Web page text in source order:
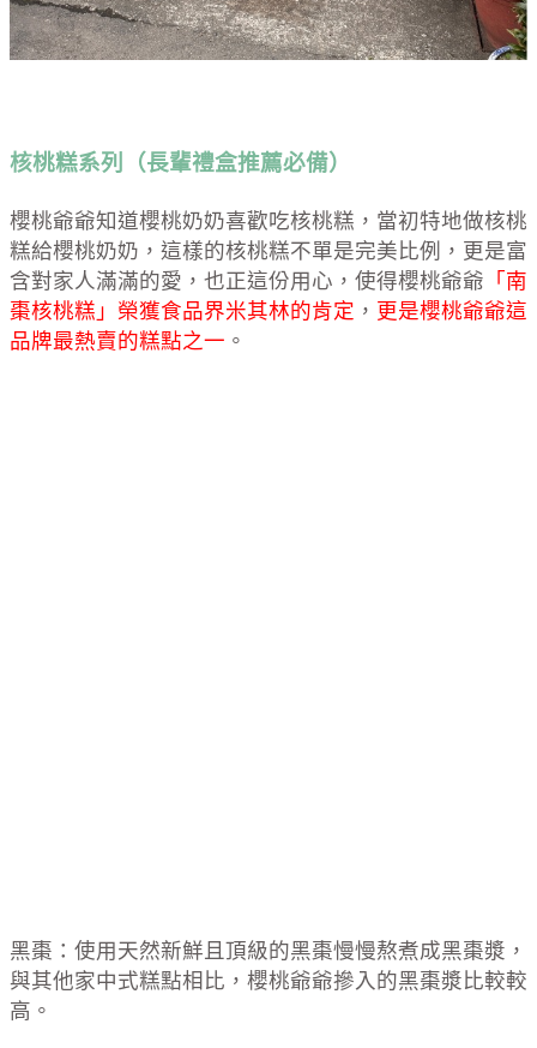
核桃糕系列（長輩禮盒推薦必備）
櫻桃爺爺知道櫻桃奶奶喜歡吃核桃糕，當初特地做核桃
糕給櫻桃奶奶，這樣的核桃糕不單是完美比例，更是富
含對家人滿滿的愛，也正這份用心，使得櫻桃爺爺 「南
棗核桃糕」榮獲食品界米其林的肯定 ， 更是櫻桃爺爺這
品牌最熱賣的糕點之一 。
黑棗：使用天然新鮮且頂級的黑棗慢慢熬煮成黑棗漿，
與其他家中式糕點相比，櫻桃爺爺摻入的黑棗漿比較較
高。